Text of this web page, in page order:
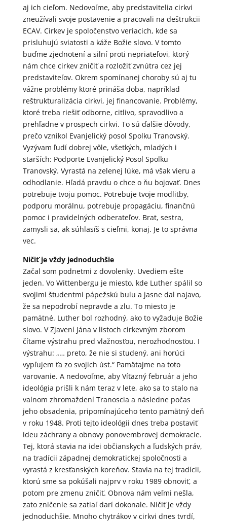
aj ich cieľom. Nedovoľme, aby predstavitelia cirkvi
zneužívali svoje postavenie a pracovali na deštrukcii
ECAV. Cirkev je spoločenstvo veriacich, kde sa
prisluhujú sviatosti a káže Božie slovo. V tomto
buďme zjednotení a silní proti nepriateľovi, ktorý
nám chce cirkev zničiť a rozložiť zvnútra cez jej
predstaviteľov. Okrem spomínanej choroby sú aj tu
vážne problémy ktoré prináša doba, napríklad
reštrukturalizácia cirkvi, jej financovanie. Problémy,
ktoré treba riešiť odborne, citlivo, spravodlivo a
prehľadne v prospech cirkvi. To sú ďalšie dôvody,
prečo vznikol Evanjelický posol Spolku Tranovský.
Vyzývam ľudí dobrej vôle, všetkých, mladých i
starších: Podporte Evanjelický Posol Spolku
Tranovský. Vyrastá na zelenej lúke, má však vieru a
odhodlanie. Hľadá pravdu o chce o ňu bojovať. Dnes
potrebuje tvoju pomoc. Potrebuje tvoje modlitby,
podporu morálnu, potrebuje propagáciu, finančnú
pomoc i pravidelných odberateľov. Brat, sestra,
zamysli sa, ak súhlasíš s cieľmi, konaj. Je to správna
vec.
Ničiť je vždy jednoduchšie
Začal som podnetmi z dovolenky. Uvediem ešte
jeden. Vo Wittenbergu je miesto, kde Luther spálil so
svojimi študentmi pápežskú bulu a jasne dal najavo,
že sa nepodrobí nepravde a zlu. To miesto je
pamätné. Luther bol rozhodný, ako to vyžaduje Božie
slovo. V Zjavení Jána v listoch cirkevným zborom
čítame výstrahu pred vlažnosťou, nerozhodnosťou. I
výstrahu: „… preto, že nie si studený, ani horúci
vypľujem ťa zo svojich úst.“ Pamätajme na toto
varovanie. A nedovoľme, aby Víťazný február a jeho
ideológia prišli k nám teraz v lete, ako sa to stalo na
valnom zhromaždení Tranoscia a následne počas
jeho obsadenia, pripomínajúceho tento pamätný deň
v roku 1948. Proti tejto ideológii dnes treba postaviť
ideu záchrany a obnovy ponovembrovej demokracie.
Tej, ktorá stavia na idei občianskych a ľudských práv,
na tradícii západnej demokratickej spoločnosti a
vyrastá z kresťanských koreňov. Stavia na tej tradícii,
ktorú sme sa pokúšali najprv v roku 1989 obnoviť, a
potom pre zmenu zničiť. Obnova nám veľmi nešla,
zato zničenie sa zatiaľ darí dokonale. Ničiť je vždy
jednoduchšie. Mnoho chytrákov v cirkvi dnes tvrdí,